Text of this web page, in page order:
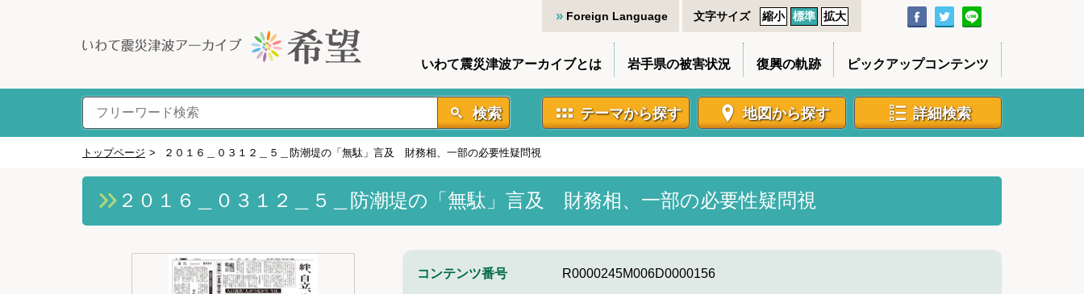
Foreign Language 文字サイズ 縮小 標準 拡大
いわて震災津波アーカイブとは 岩手県の被害状況 復興の軌跡 ピックアップコンテンツ
検索 テーマから探す 地図から探す 詳細検索
トップページ > ２０１６＿０３１２＿５＿防潮堤の「無駄」言及 財務相、一部の必要性疑問視
２０１６＿０３１２＿５＿防潮堤の「無駄」言及 財務相、一部の必要性疑問視
コンテンツ番号 R0000245M006D0000156